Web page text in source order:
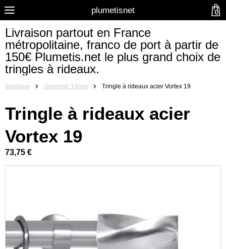
plumetisnet
Livraison partout en France
métropolitaine, franco de port à partir de
150€ Plumetis.net le plus grand choix de
tringles à rideaux.
Boutique Diamètre 19mm Tringle à rideaux acier Vortex 19
Tringle à rideaux acier
Vortex 19
73,75 €
0